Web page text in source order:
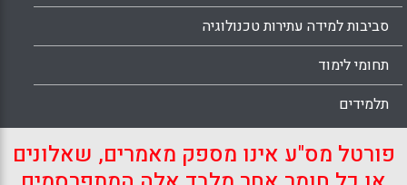
סביבות למידה עתירות טכנולוגיה
תחומי לימוד
תלמידים
פורטל מס"ע אינו מספק מאמרים, שאלונים